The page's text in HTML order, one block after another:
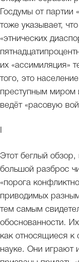
Госдумы от
тоже указывает,
«этнических
их «ассимиляция»
того, это
преступным миром
ведёт «расовую
Этот беглый
большой разброс
«порога
приводимых
тем самым
обоснованности.
как относящиеся к
науке. Они играют